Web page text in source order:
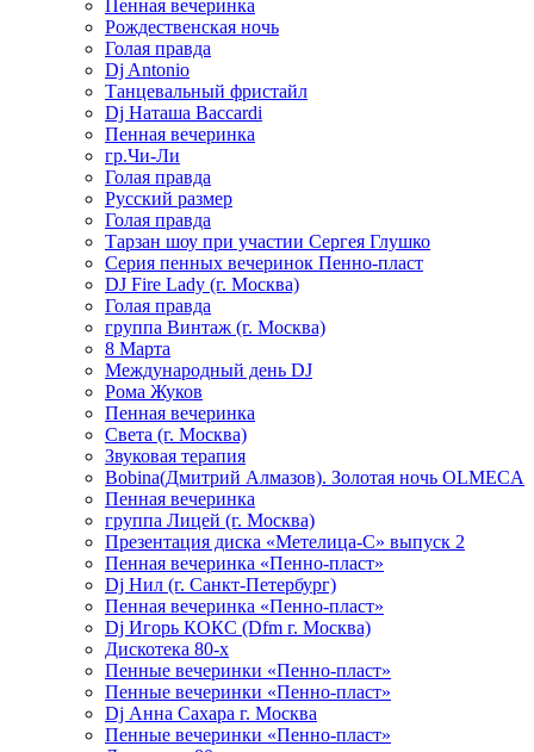
Пенная вечеринка
Рождественская ночь
Голая правда
Dj Antonio
Танцевальный фристайл
Dj Наташа Baccardi
Пенная вечеринка
гр.Чи-Ли
Голая правда
Русский размер
Голая правда
Тарзан шоу при участии Сергея Глушко
Серия пенных вечеринок Пенно-пласт
DJ Fire Lady (г. Москва)
Голая правда
группа Винтаж (г. Москва)
8 Марта
Международный день DJ
Рома Жуков
Пенная вечеринка
Света (г. Москва)
Звуковая терапия
Bobina(Дмитрий Алмазов). Золотая ночь OLMECA
Пенная вечеринка
группа Лицей (г. Москва)
Презентация диска «Метелица-С» выпуск 2
Пенная вечеринка «Пенно-пласт»
Dj Нил (г. Санкт-Петербург)
Пенная вечеринка «Пенно-пласт»
Dj Игорь КОКС (Dfm г. Москва)
Дискотека 80-х
Пенные вечеринки «Пенно-пласт»
Пенные вечеринки «Пенно-пласт»
Dj Анна Сахара г. Москва
Пенные вечеринки «Пенно-пласт»